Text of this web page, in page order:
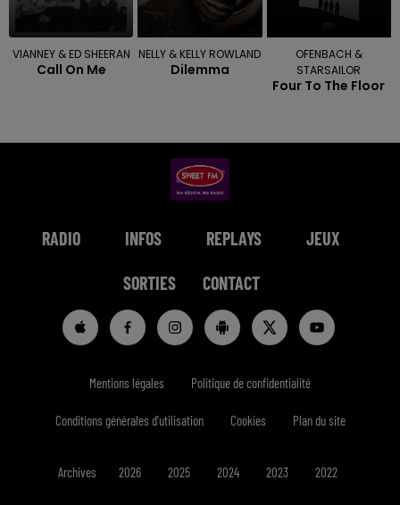
VIANNEY & ED SHEERAN
Call On Me
NELLY & KELLY ROWLAND
Dilemma
OFENBACH &
STARSAILOR
Four To The Floor
RADIO INFOS REPLAYS JEUX
SORTIES CONTACT
Mentions légales Politique de confidentialité
Conditions générales d'utilisation Cookies Plan du site
Archives 2026 2025 2024 2023 2022